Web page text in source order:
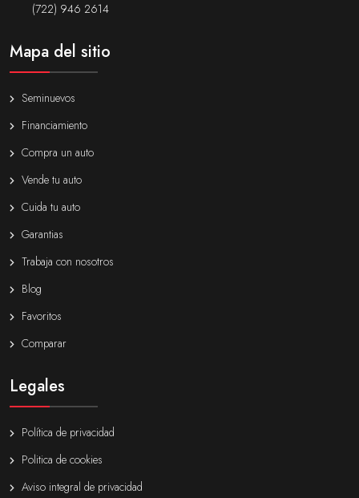
(722) 946 2614
Mapa del sitio
Seminuevos
Financiamiento
Compra un auto
Vende tu auto
Cuida tu auto
Garantias
Trabaja con nosotros
Blog
Favoritos
Comparar
Legales
Política de privacidad
Politica de cookies
Aviso integral de privacidad